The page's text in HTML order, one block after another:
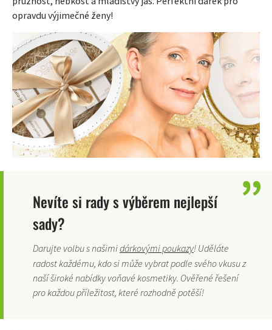
opravdu výjimečné ženy!
Nevíte si rady s výběrem nejlepší
sady?
Darujte volbu s našimidárkovými poukazy! Uděláte
radost každému, kdo si může vybrat podle svého vkusu z
naší široké nabídky voňavé kosmetiky. Ověřené řešení
pro každou příležitost, které rozhodně potěší!